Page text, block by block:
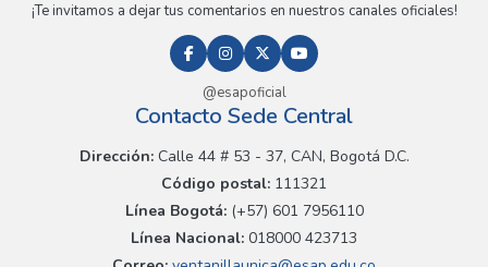
¡Te invitamos a dejar tus comentarios en nuestros canales oficiales!
@esapoficial
Contacto Sede Central
Dirección:Calle 44 # 53 - 37, CAN, Bogotá D.C.
Código postal: 111321
Línea Bogotá:(+57) 601 7956110
Línea Nacional: 018000 423713